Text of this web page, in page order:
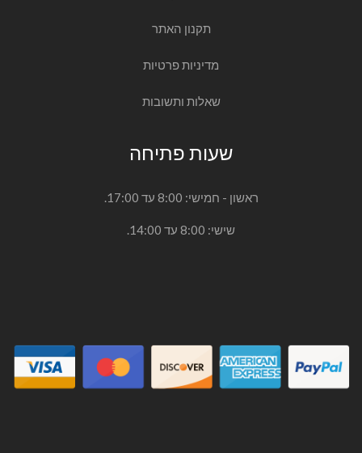
תקנון האתר
מדיניות פרטיות
שאלות ותשובות
שעות פתיחה
ראשון - חמישי: 8:00 עד 17:00.
שישי: 8:00 עד 14:00.